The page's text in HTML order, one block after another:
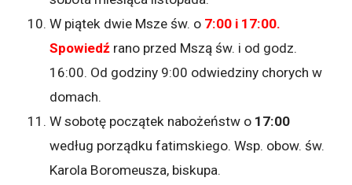
W piątek dwie Msze św. o 7:00 i 17:00.
Spowiedź rano przed Mszą św. i od godz.
16:00. Od godziny 9:00 odwiedziny chorych w
domach.
W sobotę początek nabożeństw o 17:00
według porządku fatimskiego. Wsp. obow. św.
Karola Boromeusza, biskupa.